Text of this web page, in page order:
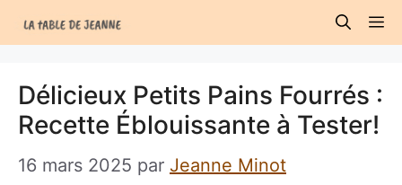
au
Délicieux Petits Pains Fourrés :
Recette Éblouissante à Tester!
16 mars 2025 par Jeanne Minot